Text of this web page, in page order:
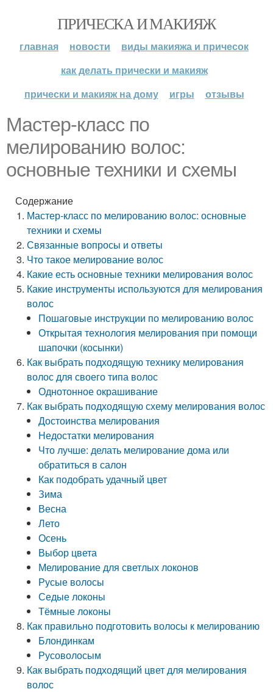
ПРИЧЕСКА И МАКИЯЖ
главная новости
виды макияжа и причесок
как делать прически и макияж
прически и макияж на дому
игры отзывы
Мастер-класс по
мелированию волос:
основные техники и схемы
Содержание
Мастер-класс по мелированию волос: основные
техники и схемы
Связанные вопросы и ответы
Что такое мелирование волос
Какие есть основные техники мелирования волос
Какие инструменты используются для мелирования
волос
Пошаговые инструкции по мелированию волос
Открытая технология мелирования при помощи
шапочки (косынки)
Как выбрать подходящую технику мелирования
волос для своего типа волос
Однотонное окрашивание
Как выбрать подходящую схему мелирования волос
Достоинства мелирования
Недостатки мелирования
Что лучше: делать мелирование дома или
обратиться в салон
Как подобрать удачный цвет
Зима
Весна
Лето
Осень
Выбор цвета
Мелирование для светлых локонов
Русые волосы
Седые локоны
Тёмные локоны
Как правильно подготовить волосы к мелированию
Блондинкам
Русоволосым
Как выбрать подходящий цвет для мелирования
волос